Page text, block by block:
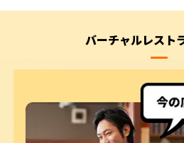
バーチャルレスト